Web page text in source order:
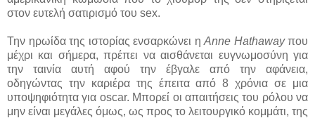
στον ευτελή σατιρισμό του sex.
Την ηρωίδα της ιστορίας ενσαρκώνει η Anne Hathawayπου
μέχρι και σήμερα, πρέπει να αισθάνεται ευγνωμοσύνη για
την ταινία αυτή αφού την έβγαλε από την αφάνεια,
οδηγώντας την καριέρα της έπειτα από 8 χρόνια σε μια
υποψηφιότητα για oscar. Μπορεί οι απαιτήσεις του ρόλου να
μην είναι μεγάλες όμως, ως προς το λειτουργικό κομμάτι, της